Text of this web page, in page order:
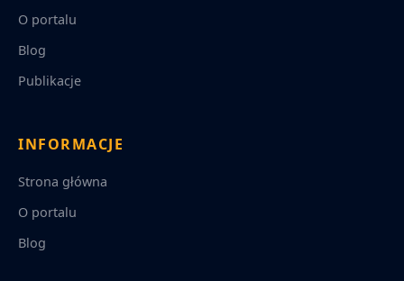
O portalu
Blog
Publikacje
INFORMACJE
Strona główna
O portalu
Blog